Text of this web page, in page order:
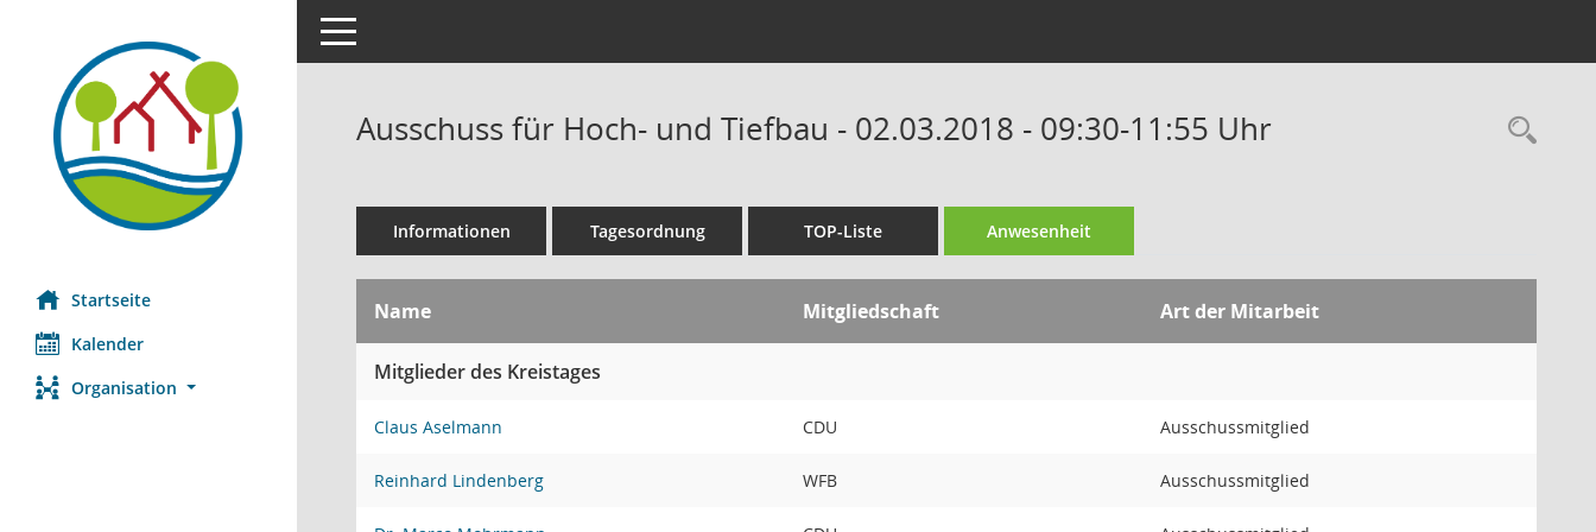
Startseite
Kalender
Organisation
Toggle navigation
Ausschuss für Hoch- und Tiefbau - 02.03.2018 - 09:30-11:55 Uhr
Informationen Tagesordnung TOP-Liste Anwesenheit
Name Mitgliedschaft Art der Mitarbeit
Mitglieder des Kreistages
Claus Aselmann CDU Ausschussmitglied
Reinhard Lindenberg WFB Ausschussmitglied